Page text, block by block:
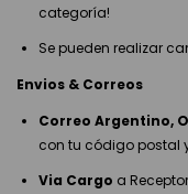
categoría!
Se pueden realizar
Envios & Correos
Correo Argentino,
con tu código postal
Via Cargo a